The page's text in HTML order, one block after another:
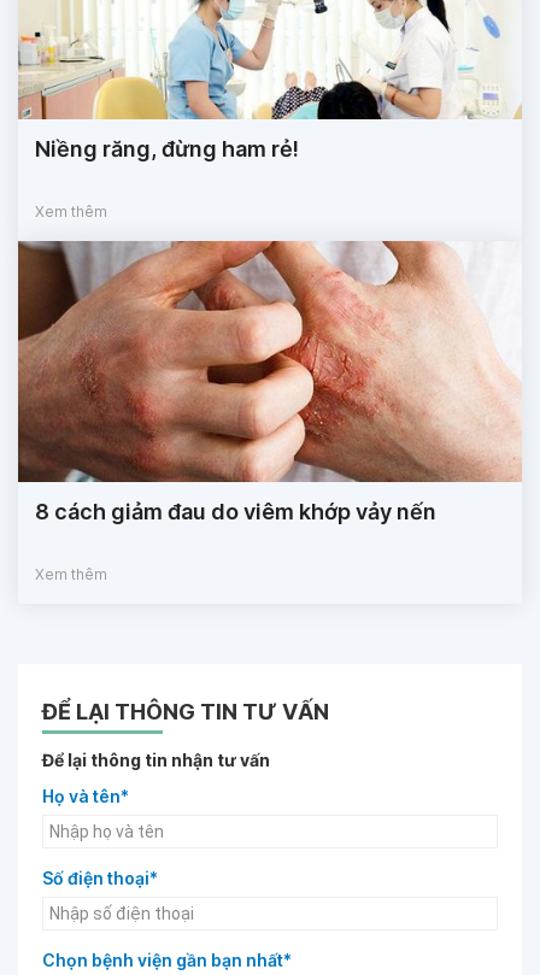
Niềng răng, đừng ham rẻ!
Xem thêm
8 cách giảm đau do viêm khớp vảy nến
Xem thêm
ĐỂ LẠI THÔNG TIN TƯ VẤN
Để lại thông tin nhận tư vấn
Họ và tên*
Số điện thoại*
Chọn bệnh viện gần bạn nhất*